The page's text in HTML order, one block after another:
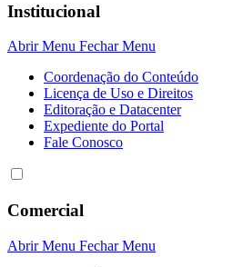
Institucional
Abrir Menu Fechar Menu
Coordenação do Conteúdo
Licença de Uso e Direitos
Editoração e Datacenter
Expediente do Portal
Fale Conosco
Comercial
Abrir Menu Fechar Menu